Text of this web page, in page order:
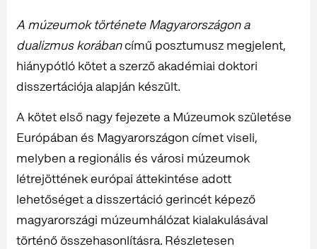
A múzeumok története Magyarországon a
dualizmus korábancímű posztumusz megjelent,
hiánypótló kötet a szerző akadémiai doktori
disszertációja alapján készült.
A kötet első nagy fejezete a Múzeumok születése
Európában és Magyarországon címet viseli,
melyben a regionális és városi múzeumok
létrejöttének európai áttekintése adott
lehetőséget a disszertáció gerincét képező
magyarországi múzeumhálózat kialakulásával
történő összehasonlításra. Részletesen